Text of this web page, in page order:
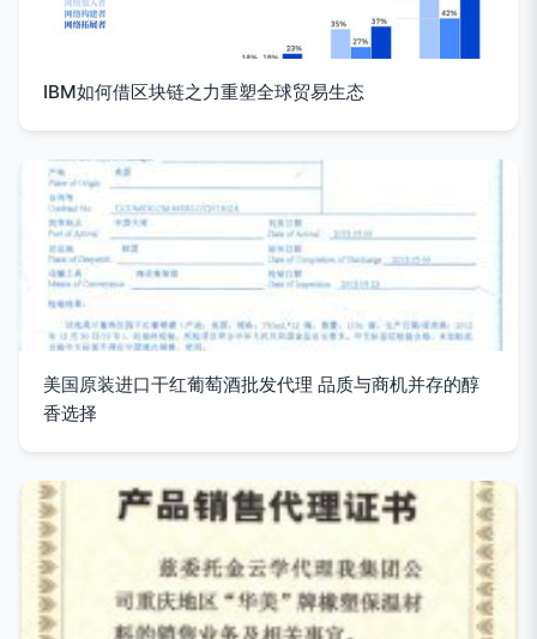
IBM如何借区块链之力重塑全球贸易生态
美国原装进口干红葡萄酒批发代理 品质与商机并存的醇
香选择